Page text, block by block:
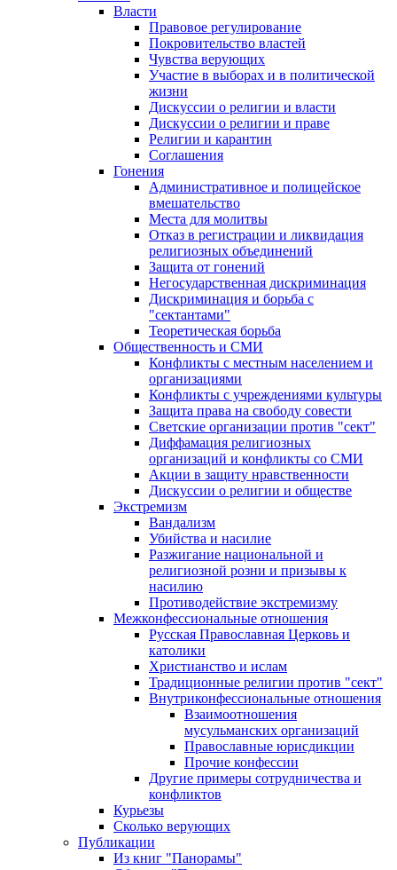
Власти
Правовое регулирование
Покровительство властей
Чувства верующих
Участие в выборах и в политической
жизни
Дискуссии о религии и власти
Дискуссии о религии и праве
Религии и карантин
Соглашения
Гонения
Административное и полицейское
вмешательство
Места для молитвы
Отказ в регистрации и ликвидация
религиозных объединений
Защита от гонений
Негосударственная дискриминация
Дискриминация и борьба с
"сектантами"
Теоретическая борьба
Общественность и СМИ
Конфликты с местным населением и
организациями
Конфликты с учреждениями культуры
Защита права на свободу совести
Светские организации против "сект"
Диффамация религиозных
организаций и конфликты со СМИ
Акции в защиту нравственности
Дискуссии о религии и обществе
Экстремизм
Вандализм
Убийства и насилие
Разжигание национальной и
религиозной розни и призывы к
насилию
Противодействие экстремизму
Межконфессиональные отношения
Русская Православная Церковь и
католики
Христианство и ислам
Традиционные религии против "сект"
Внутриконфессиональные отношения
Взаимоотношения
мусульманских организаций
Православные юрисдикции
Прочие конфессии
Другие примеры сотрудничества и
конфликтов
Курьезы
Сколько верующих
Публикации
Из книг "Панорамы"